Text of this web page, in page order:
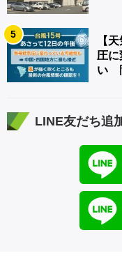
5
【
圧
い
LINE友だち追